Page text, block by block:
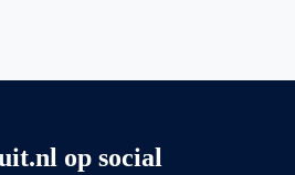
op social